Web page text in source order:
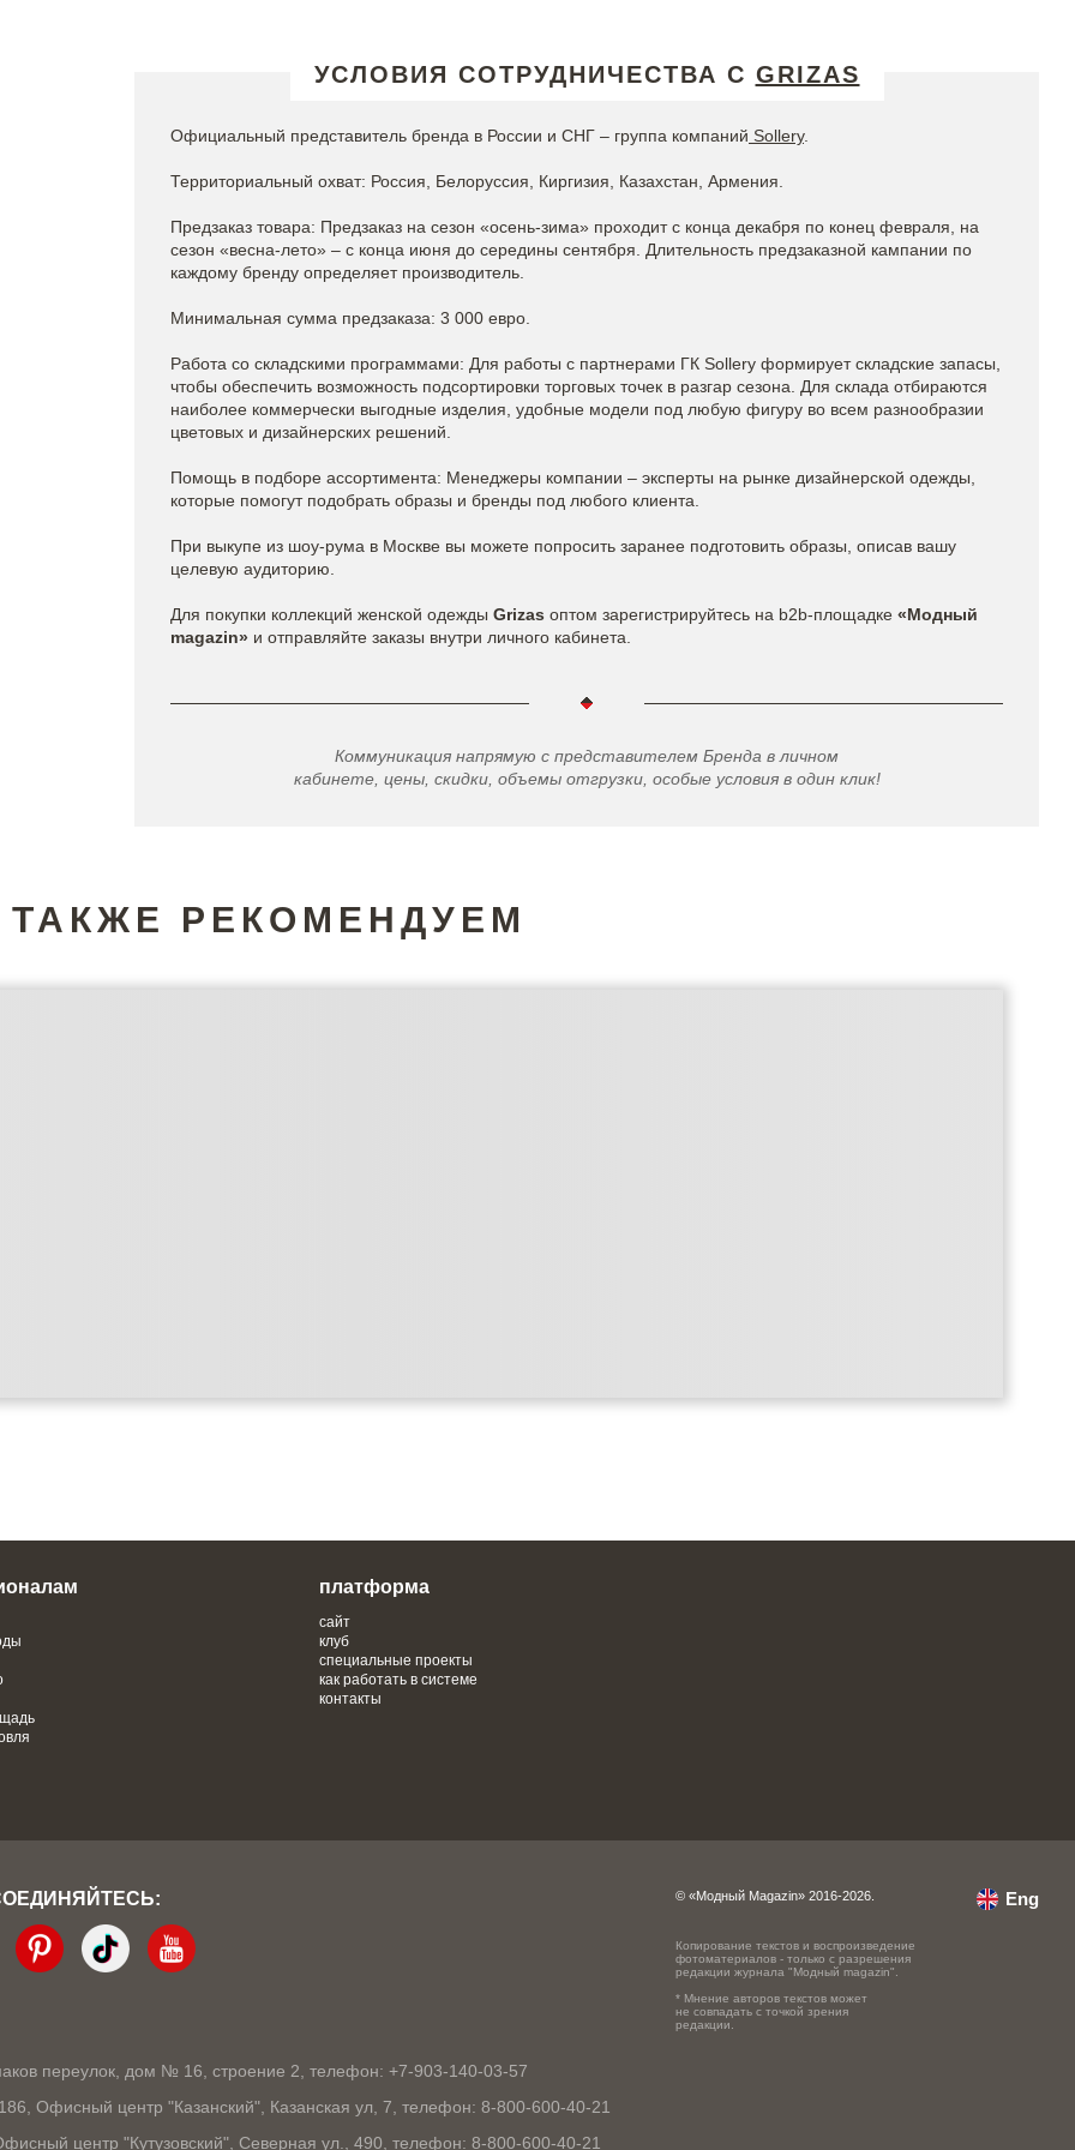
УСЛОВИЯ СОТРУДНИЧЕСТВА С GRIZAS
Официальный представитель бренда в России и СНГ – группа компаний Sollery.
Территориальный охват: Россия, Белоруссия, Киргизия, Казахстан, Армения.
Предзаказ товара: Предзаказ на сезон «осень-зима» проходит с конца декабря по конец февраля, на
сезон «весна-лето» – с конца июня до середины сентября. Длительность предзаказной кампании по
каждому бренду определяет производитель.
Минимальная сумма предзаказа: 3 000 евро.
Работа со складскими программами: Для работы с партнерами ГК Sollery формирует складские запасы,
чтобы обеспечить возможность подсортировки торговых точек в разгар сезона. Для склада отбираются
наиболее коммерчески выгодные изделия, удобные модели под любую фигуру во всем разнообразии
цветовых и дизайнерских решений.
Помощь в подборе ассортимента: Менеджеры компании – эксперты на рынке дизайнерской одежды,
которые помогут подобрать образы и бренды под любого клиента.
При выкупе из шоу-рума в Москве вы можете попросить заранее подготовить образы, описав вашу
целевую аудиторию.
Для покупки коллекций женской одежды Grizas​ оптом зарегистрируйтесь на b2b-площадке «Модный
magazin» и отправляйте заказы внутри личного кабинета.
Коммуникация напрямую с представителем Бренда в личном
кабинете, цены, скидки, объемы отгрузки, особые условия в один клик!
ТАКЖЕ РЕКОМЕНДУЕМ
платформа
сайт
клуб
специальные проекты
как работать в системе
контакты
переулок, дом № 16, строение 2, телефон: +7-903-140-03-57
Офисный центр "Казанский", Казанская ул, 7, телефон: 8-800-600-40-21
центр "Кутузовский", Северная ул., 490, телефон: 8-800-600-40-21
© «Модный Magazin» 2016-2026.
Копирование текстов и воспроизведение
фотоматериалов - только с разрешения
редакции журнала "Модный magazin".
* Мнение авторов текстов может
не совпадать с точкой зрения
редакции.
Eng